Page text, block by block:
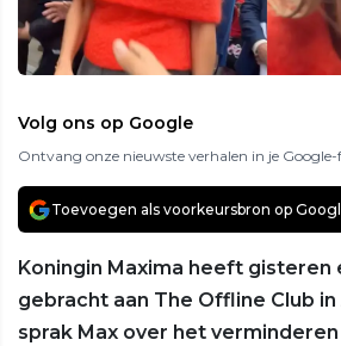
Volg ons op Google
Ontvang onze nieuwste verhalen in je Google-
Toevoegen als voorkeursbron op
Koningin Maxima heeft
gebracht aan The Offline Club
sprak Max over het verminderen